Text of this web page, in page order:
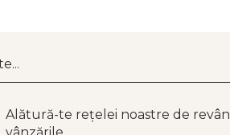
Alătură-te rețelei noastre de